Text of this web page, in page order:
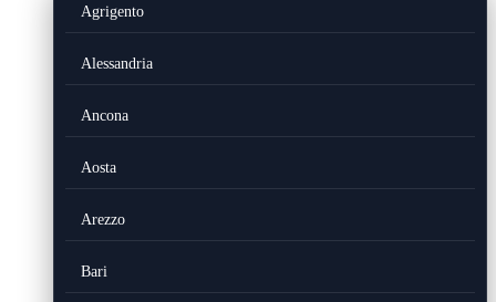
Agrigento
Alessandria
Ancona
Aosta
Arezzo
Bari